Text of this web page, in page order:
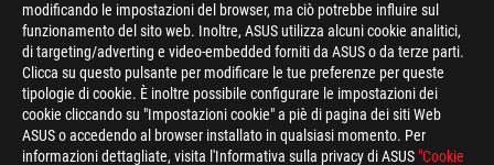
modificando le impostazioni del browser, ma ciò potrebbe influire sul
funzionamento del sito web. Inoltre, ASUS utilizza alcuni cookie analitici,
di targeting/adverting e video-embedded forniti da ASUS o da terze parti.
Clicca su questo pulsante per modificare le tue preferenze per queste
tipologie di cookie. È inoltre possibile configurare le impostazioni dei
cookie cliccando su "Impostazioni cookie" a piè di pagina dei siti Web
ASUS o accedendo al browser installato in qualsiasi momento. Per
informazioni dettagliate, visita l'Informativa sulla privacy di ASUS "Cookie